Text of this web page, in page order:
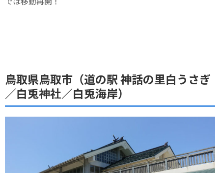
鳥取県鳥取市（道の駅 神話の里白うさぎ
／白兎神社／白兎海岸）